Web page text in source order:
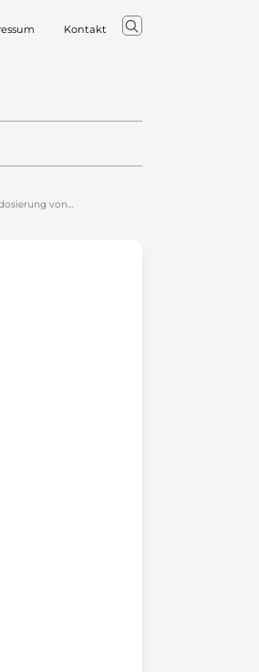
Kontakt
von…